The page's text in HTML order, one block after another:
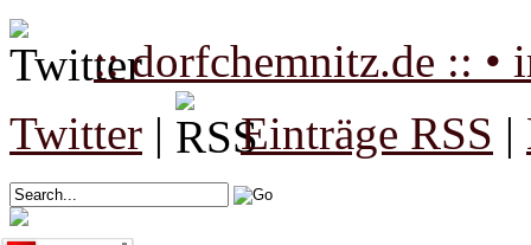
:: dorfchemnitz.de :: •
Twitter | Einträge RSS |